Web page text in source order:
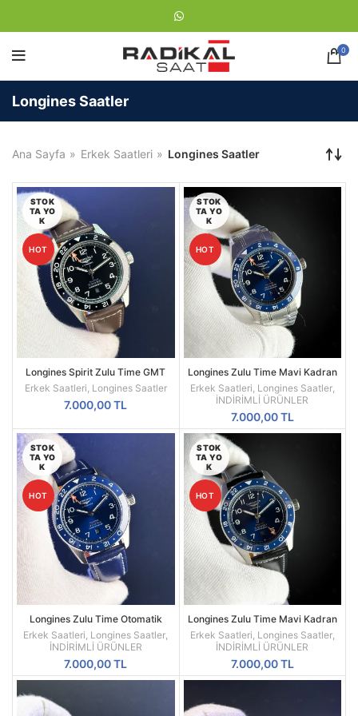
0
Longines Saatler
Ana Sayfa Erkek Saatleri Longines Saatler
STOK
TA YO
K
HOT
Longines Spirit Zulu Time GMT
Erkek Saati – Siyah Kadran Deri
Kayış
Erkek Saatleri, Longines Saatler
7.000,00TL
STOK
TA YO
K
HOT
Longines Zulu Time Mavi Kadran
Mavi Seramik Bezel Çelik Bilezik
Otomatik Erkek Saati
Erkek Saatleri, Longines Saatler,
İNDİRİMLİ ÜRÜNLER
7.000,00TL
STOK
TA YO
K
HOT
Longines Zulu Time Otomatik
Erkek Saat – Mavi Deri Kordon
Erkek Saatleri Longines Saatler
İNDİRİMLİ ÜRÜNLER
7.000,00TL
STOK
TA YO
K
HOT
Longines Zulu Time Mavi Kadran
Mavi Seramik Bezel Siyah Deri
Kayış Otomatik Erkek Saati
Erkek Saatleri Longines Saatler,
İNDİRİMLİ ÜRÜNLER
7.000,00TL